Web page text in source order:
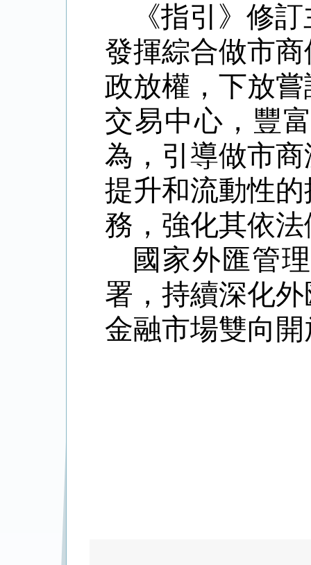
《指引》修
發揮綜合做市
政放權，下放
交易中心，豐
為，引導做市
提升和流動性
務，強化其依
國家外匯管
署，持續深化
金融市場雙向